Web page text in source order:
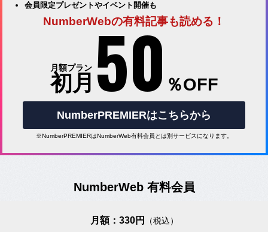
会員限定プレゼントやイベント開催も
NumberWebの有料記事も読める！
月額プラン
初月 50 ％OFF
NumberPREMIERはこちらから
※NumberPREMIERはNumberWeb有料会員とは別サービスになります。
NumberWeb 有料会員
月額：330円 （税込）